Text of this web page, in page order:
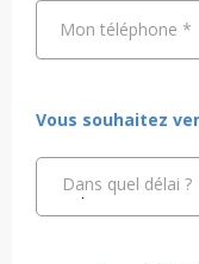
Mon téléphone *
Vous souhaitez
Dans quel délai ?